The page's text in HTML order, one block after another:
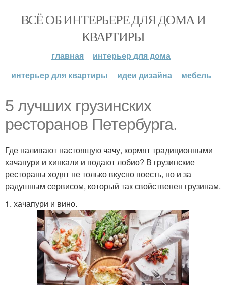
ВСЁ ОБ ИНТЕРЬЕРЕ ДЛЯ ДОМА И
КВАРТИРЫ
главная
интерьер для дома
интерьер для квартиры
идеи дизайна мебель
5 лучших грузинских
ресторанов Петербурга.
Где наливают настоящую чачу, кормят традиционными
хачапури и хинкали и подают лобио? В грузинские
рестораны ходят не только вкусно поесть, но и за
радушным сервисом, который так свойственен грузинам.
1. хачапури и вино.